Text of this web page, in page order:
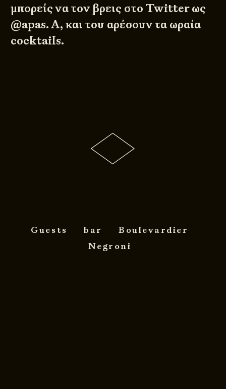
μπορείς να τον βρεις στο Twitter ως
@apas. A, και του αρέσουν τα ωραία
cocktails.
Guests bar
Boulevardier
Negroni